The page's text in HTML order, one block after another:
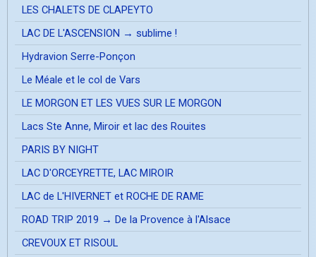
LES CHALETS DE CLAPEYTO
LAC DE L'ASCENSION → sublime !
Hydravion Serre-Ponçon
Le Méale et le col de Vars
LE MORGON ET LES VUES SUR LE MORGON
Lacs Ste Anne, Miroir et lac des Rouites
PARIS BY NIGHT
LAC D'ORCEYRETTE, LAC MIROIR
LAC de L'HIVERNET et ROCHE DE RAME
ROAD TRIP 2019 → De la Provence à l'Alsace
CREVOUX ET RISOUL